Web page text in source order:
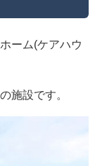
ーム(ケアハウ
施設です。